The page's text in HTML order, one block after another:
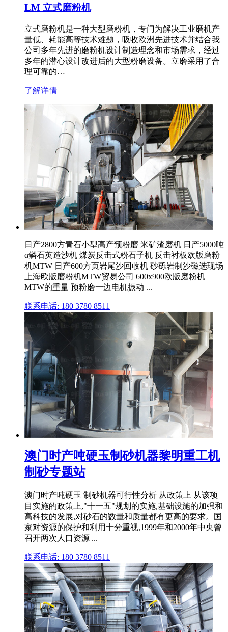
LM 立式磨粉机
立式磨粉机是一种大型磨粉机，专门为解决工业磨机产
量低、耗能高等技术难题，吸收欧洲先进技术并结合我
公司多年先进的磨粉机设计制造理念和市场需求，经过
多年的潜心设计改进后的大型粉磨设备。立磨采用了合
理可靠的…
了解详情
日产2800方青石小型高产预粉磨 米矿渣磨机 日产5000吨
α鳞石英造沙机 煤炭反击式粉石子机 反击衬板欧版磨粉
机MTW 日产600方页岩尾沙回收机 砂砾岩制沙磁选现场
上海欧版磨粉机MTW贸易公司 600x900欧版磨粉机
MTW的重量 预粉磨一边电机振动 ...
联系电话: 180 3780 8511
澳门时产吨硬玉制砂机器黎明重工机
制砂专题站
澳门时产吨硬玉 制砂机器可行性分析 从政策上 从该项
目实施的政策上,"十一五"规划的实施,基础设施的加强和
高科技的发展,对砂石的数量和质量都有更高的要求。国
家对资源的保护和利用十分重视,1999年和2000年中央曾
召开两次人口资源 ...
联系电话: 180 3780 8511